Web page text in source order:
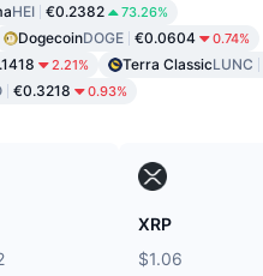
HEI €0.2382 73.26%
DogecoinDOGE €0.0604 0.74%
2.21% Terra ClassicLUNC
€0.3218 0.93%
XRP
$1.06